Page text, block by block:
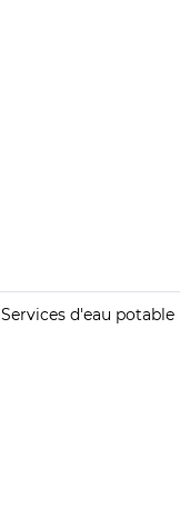
Services d'eau potable